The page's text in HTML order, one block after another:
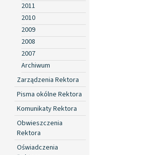
2011
2010
2009
2008
2007
Archiwum
Zarządzenia Rektora
Pisma okólne Rektora
Komunikaty Rektora
Obwieszczenia
Rektora
Oświadczenia